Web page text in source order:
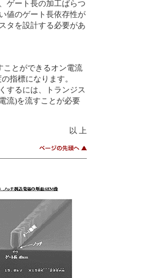
ゲート長の加工ばらつ
値のゲート長依存性が
タを設計する必要があ
ことができるオン電流
指標になります。
するには、トランジス
流)を流すことが必要
以 上